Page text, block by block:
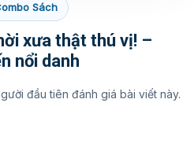
Sách
xưa thật thú vị! –
nổi danh
đầu tiên đánh giá bài viết này.